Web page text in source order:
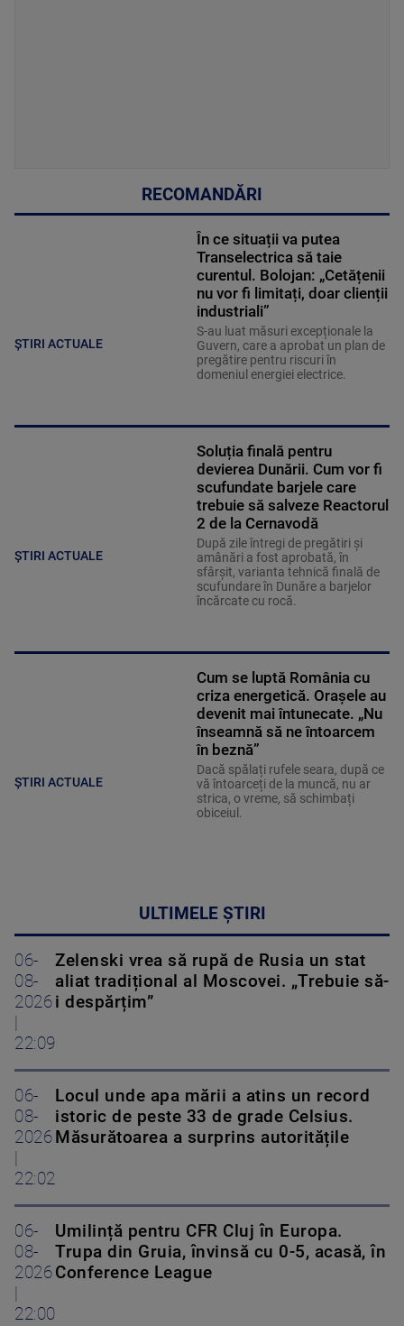
RECOMANDĂRI
ȘTIRI ACTUALE
În ce situații va putea
Transelectrica să taie
curentul. Bolojan: „Cetățenii
nu vor fi limitați, doar clienții
industriali”
S-au luat măsuri excepționale la
Guvern, care a aprobat un plan de
pregătire pentru riscuri în
domeniul energiei electrice.
ȘTIRI ACTUALE
Soluția finală pentru
devierea Dunării. Cum vor fi
scufundate barjele care
trebuie să salveze Reactorul
2 de la Cernavodă
După zile întregi de pregătiri și
amânări a fost aprobată, în
sfârșit, varianta tehnică finală de
scufundare în Dunăre a barjelor
încărcate cu rocă.
ȘTIRI ACTUALE
Cum se luptă România cu
criza energetică. Orașele au
devenit mai întunecate. „Nu
înseamnă să ne întoarcem
în beznă”
Dacă spălați rufele seara, după ce
vă întoarceți de la muncă, nu ar
strica, o vreme, să schimbați
obiceiul.
ULTIMELE ȘTIRI
06-
08-
2026
22:09
Zelenski vrea să rupă de Rusia un stat
aliat tradițional al Moscovei. „Trebuie să-
i despărțim”
06-
08-
2026
22:02
Locul unde apa mării a atins un record
istoric de peste 33 de grade Celsius.
Măsurătoarea a surprins autoritățile
06-
08-
2026
22:00
Umilință pentru CFR Cluj în Europa.
Trupa din Gruia, învinsă cu 0-5, acasă, în
Conference League